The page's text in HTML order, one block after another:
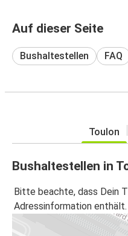
Auf dieser Seite
Bushaltestellen FAQ
Toulon
Bushaltestellen in
Bitte beachte, dass Dein
Adressinformation enthält.